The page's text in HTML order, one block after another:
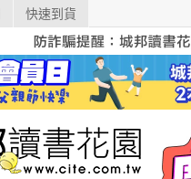
快速到貨